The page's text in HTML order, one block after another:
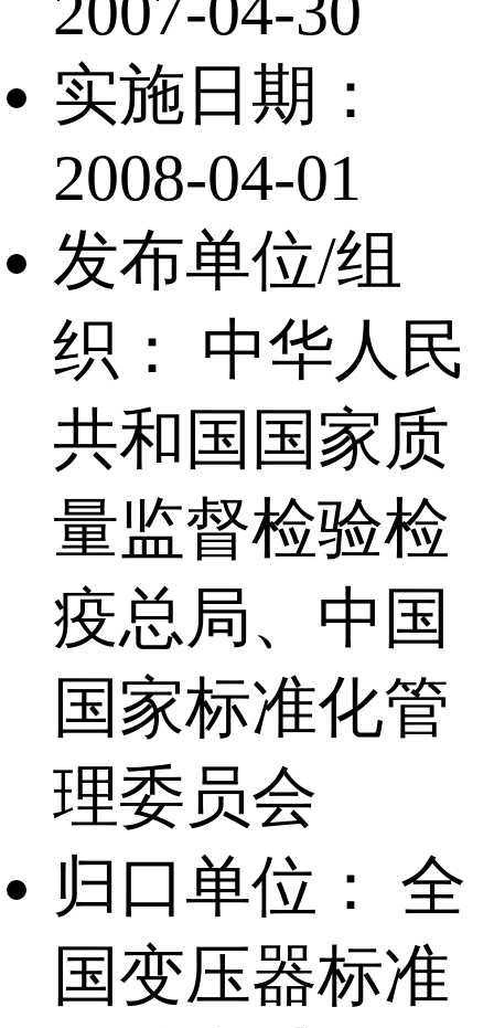
实施日期：
2008-04-01
发布单位/组
织： 中华人民
共和国国家质
量监督检验检
疫总局、中国
国家标准化管
理委员会
归口单位：
全
国变压器标准